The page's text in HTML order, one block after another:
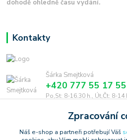
dohodě ohledně času vydání.
Kontakty
Šárka Smejtková
+420 777 55 17 55
Po,St: 8-16.30 h., Út,Čt: 8-14
smejtkova@trigonmedia.cz
Zpracování
Náš e-shop a partneři potřebují Váš